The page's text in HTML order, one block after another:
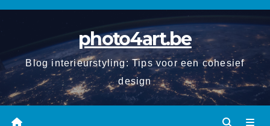
Spring
inhoud
photo4art.be
Blog interieurstyling: Tips voor een cohesief
design